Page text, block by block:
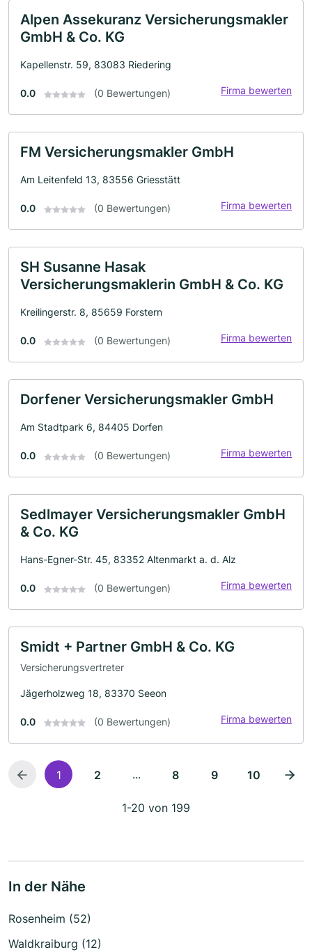
Alpen Assekuranz Versicherungsmakler
GmbH & Co. KG
Kapellenstr. 59, 83083 Riedering
0.0 (0 Bewertungen) Firma bewerten
FM Versicherungsmakler GmbH
Am Leitenfeld 13, 83556 Griesstätt
0.0 (0 Bewertungen) Firma bewerten
SH Susanne Hasak
Versicherungsmaklerin GmbH & Co. KG
Kreilingerstr. 8, 85659 Forstern
0.0 (0 Bewertungen) Firma bewerten
Dorfener Versicherungsmakler GmbH
Am Stadtpark 6, 84405 Dorfen
0.0 (0 Bewertungen) Firma bewerten
Sedlmayer Versicherungsmakler GmbH
& Co. KG
Hans-Egner-Str. 45, 83352 Altenmarkt a. d. Alz
0.0 (0 Bewertungen) Firma bewerten
Smidt + Partner GmbH & Co. KG
Versicherungsvertreter
Jägerholzweg 18, 83370 Seeon
0.0 (0 Bewertungen) Firma bewerten
1 2 ... 8 9 10
1-20 von 199
In der Nähe
Rosenheim (52)
Waldkraiburg (12)